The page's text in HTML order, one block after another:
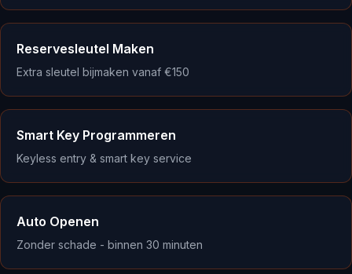
Reservesleutel Maken
Extra sleutel bijmaken vanaf €150
Smart Key Programmeren
Keyless entry & smart key service
Auto Openen
Zonder schade - binnen 30 minuten